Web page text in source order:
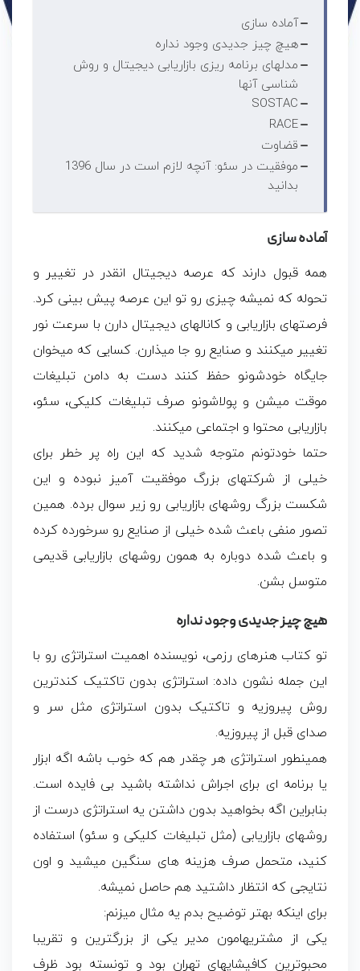
آماده سازی
هیچ چیز جدیدی وجود نداره
مدلهای برنامه ریزی بازاریابی دیجیتال و روش
شناسی آنها
SOSTAC
RACE
قضاوت
موفقیت در سئو: آنچه لازم است در سال 1396
بدانید
آماده سازی
همه قبول دارند که عرصه دیجیتال انقدر در تغییر و
تحوله که نمیشه چیزی رو تو این عرصه پیش بینی کرد.
فرصتهای بازاریابی و کانالهای دیجیتال دارن با سرعت نور
تغییر میکنند و صنایع رو جا میذارن. کسایی که میخوان
جایگاه خودشونو حفظ کنند دست به دامن تبلیغات
موقت میشن و پولاشونو صرف تبلیغات کلیکی، سئو،
بازاریابی محتوا و اجتماعی میکنند.
حتما خودتونم متوجه شدید که این راه پر خطر برای
خیلی از شرکتهای بزرگ موفقیت آمیز نبوده و این
شکست بزرگ روشهای بازاریابی رو زیر سوال برده. همین
تصور منفی باعث شده خیلی از صنایع رو سرخورده کرده
و باعث شده دوباره به همون روشهای بازاریابی قدیمی
متوسل بشن.
هیچ چیز جدیدی وجود نداره
تو کتاب هنرهای رزمی، نویسنده اهمیت استراتژی رو با
این جمله نشون داده: استراتژی بدون تاکتیک کندترین
روش پیروزیه و تاکتیک­ بدون استراتژی مثل سر و
صدای قبل از پیروزیه.
همینطور استراتژی هر چقدر هم که خوب باشه اگه ابزار
یا برنامه ای برای اجراش نداشته باشید بی فایده است.
بنابراین اگه بخواهید بدون داشتن یه استراتژی درست از
روشهای بازاریابی (مثل تبلیغات کلیکی و سئو) استفاده
کنید، متحمل صرف هزینه های سنگین میشید و اون
نتایجی که انتظار داشتید هم حاصل نمیشه.
برای اینکه بهتر توضیح بدم یه مثال میزنم:
یکی از مشتریهامون مدیر یکی از بزرگترین و تقریبا
محبوترین کافی­شاپ­های تهران بود و تونسته بود ظرف